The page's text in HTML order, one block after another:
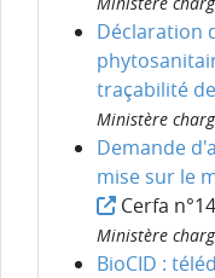
Déclaration
traçabilité
Ministère
Demande
mise sur le
Cerfa
Ministère
BioCID :